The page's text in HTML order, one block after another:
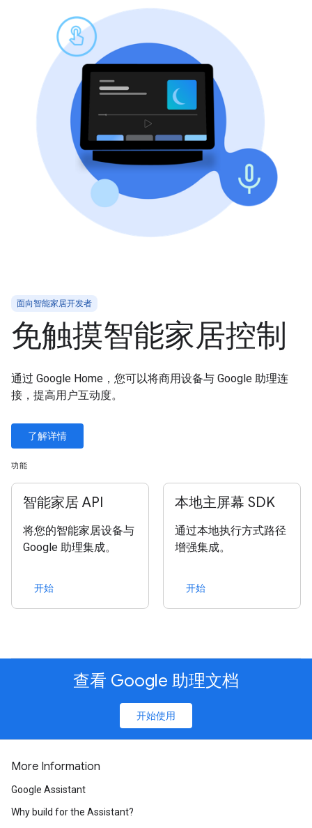
面向智能家居开发者
免触摸智能家居控制
通过 Google Home，您可以将商用设备与 Google 助理连
接，提高用户互动度。
了解详情
功能
智能家居 API
将您的智能家居设备与
Google 助理集成。
开始
本地主屏幕 SDK
通过本地执行方式路径
增强集成。
开始
查看 Google 助理文档
开始使用
More Information
Google Assistant
Why build for the Assistant?